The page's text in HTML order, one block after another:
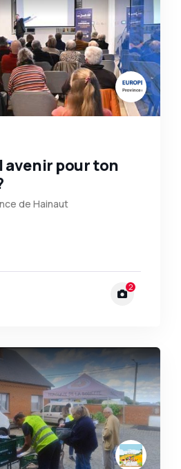
avenir pour ton
de Hainaut
2